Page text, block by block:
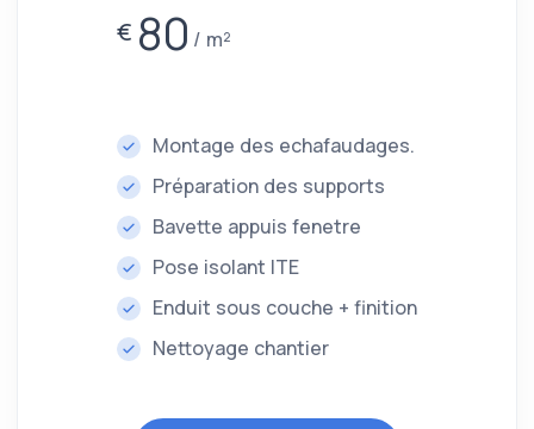
€ 80 m²
Montage des echafaudages.
Préparation des supports
Bavette appuis fenetre
Pose isolant ITE
Enduit sous couche + finition
Nettoyage chantier